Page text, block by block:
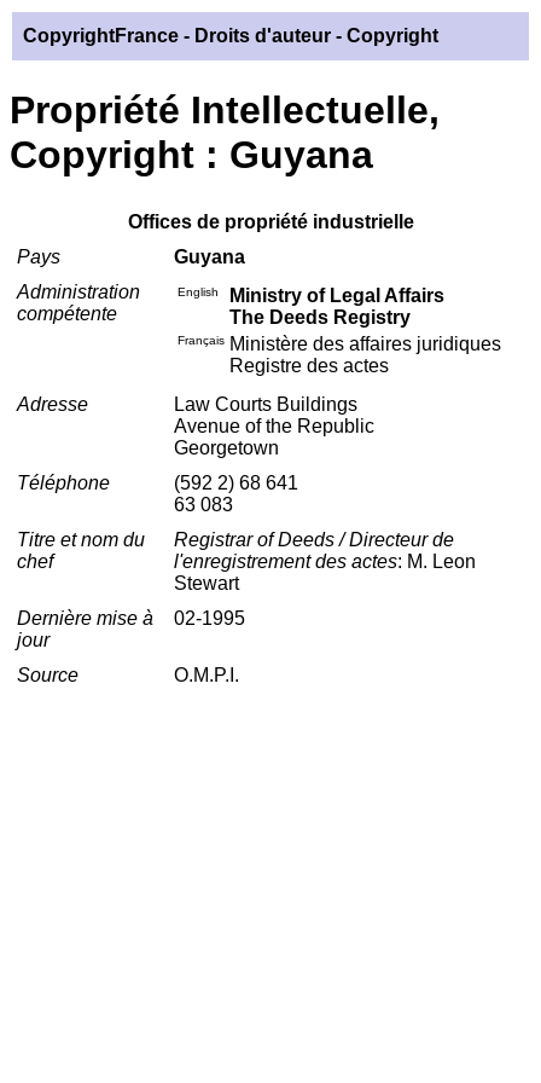
CopyrightFrance - Droits d'auteur - Copyright
Propriété Intellectuelle,
Copyright : Guyana
Offices de propriété industrielle
Pays
Guyana
Administration
compétente
English
Ministry of Legal Affairs
The Deeds Registry
Français Ministère des affaires juridiques
Registre des actes
Adresse
Law Courts Buildings
Avenue of the Republic
Georgetown
Téléphone
(592 2) 68 641
63 083
Titre et nom du
chef
Registrar of Deeds / Directeur de
l'enregistrement des actes: M. Leon
Stewart
Dernière mise à
jour
02-1995
Source O.M.P.I.